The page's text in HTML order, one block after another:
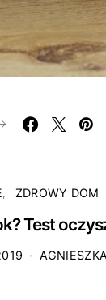
ZDROWY DOM
Test
AGNIESZKA